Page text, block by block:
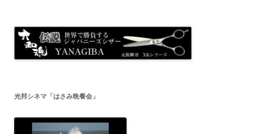
光邦シネマ「はさみ晩餐会」